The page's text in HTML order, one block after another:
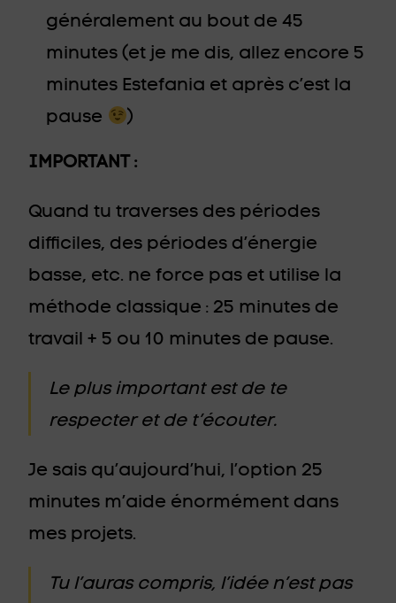
généralement au bout de 45
minutes (et je me dis, allez encore 5
minutes Estefania et après c’est la
pause
)
IMPORTANT :
Quand tu traverses des périodes
difficiles, des périodes d’énergie
basse, etc. ne force pas et utilise la
méthode classique : 25 minutes de
travail + 5 ou 10 minutes de pause.
Le plus important est de te
respecter et de t’écouter.
Je sais qu’aujourd’hui, l’option 25
minutes m’aide énormément dans
mes projets.
Tu l’auras compris, l’idée n’est pas